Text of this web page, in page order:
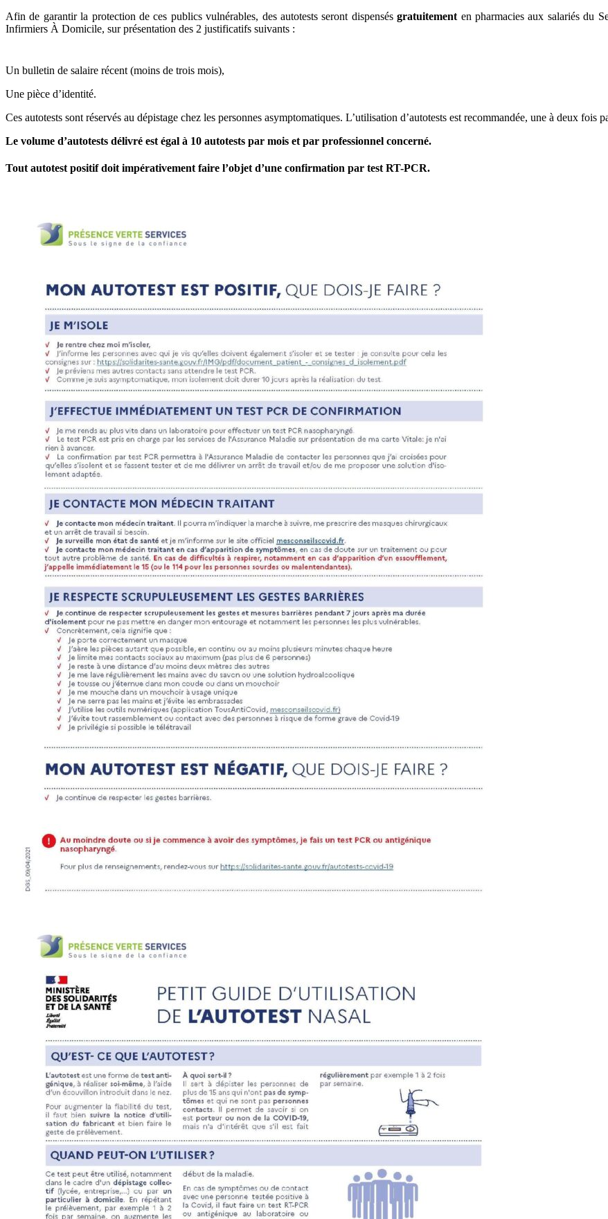
Afin de garantir la protection de ces publics vulnérables, des autotests seront dispensésgratuitement en pharmacies aux salariés du
Infirmiers À Domicile, sur présentation des 2 justificatifs suivants :
Un bulletin de salaire récent (moins de trois mois),
Une pièce d’identité.
Ces autotests sont réservés au dépistage chez les personnes asymptomatiques. L’utilisation d’autotests est recommandée, une à deux fois
Le volume d’autotests délivré est égal à 10 autotests par mois et par professionnel concerné.
Tout autotest positif doit impérativement faire l’objet d’une confirmation par test RT-PCR.